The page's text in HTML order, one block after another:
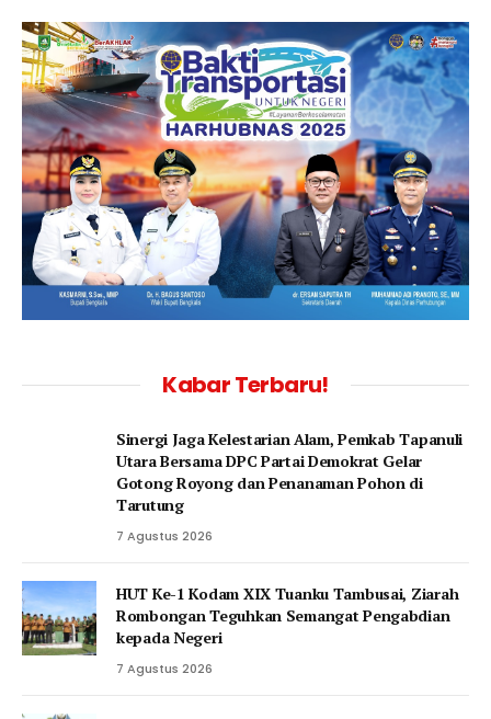
Kabar Terbaru!
‎Sinergi Jaga Kelestarian Alam, Pemkab Tapanuli
Utara Bersama DPC Partai Demokrat Gelar
Gotong Royong dan Penanaman Pohon di
Tarutung
7 Agustus 2026
HUT Ke-1 Kodam XIX Tuanku Tambusai, Ziarah
Rombongan Teguhkan Semangat Pengabdian
kepada Negeri
7 Agustus 2026